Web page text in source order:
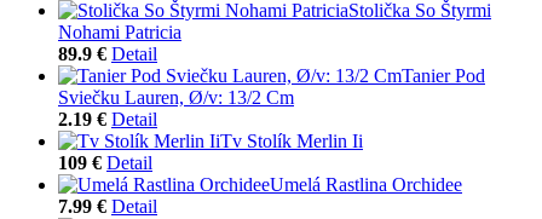
Stolička So Štyrmi
Nohami Patricia
89.9 € Detail
Tanier Pod
Sviečku Lauren, Ø/v: 13/2 Cm
2.19 € Detail
Tv Stolík Merlin Ii
109 € Detail
Umelá Rastlina Orchidee
7.99 € Detail